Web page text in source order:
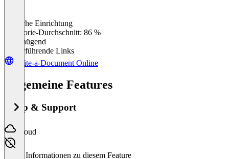
Einfache Einrichtung
Kategorie-Durchschnitt: 86 %
Ungenügend
Weiterführende Links
Write-a-Document Online
Allgemeine Features
Setup & Support
Cloud
Keine Informationen zu diesem Feature